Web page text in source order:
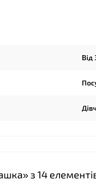
Від
з 14